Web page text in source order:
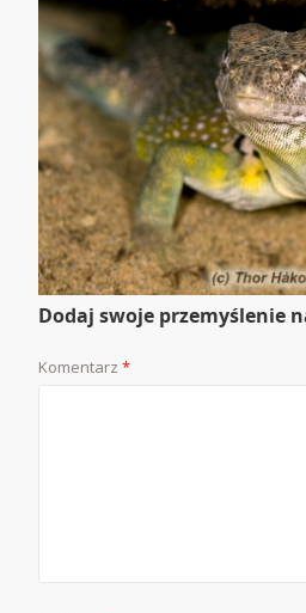
Dodaj swoje przemyślenie
Komentarz*